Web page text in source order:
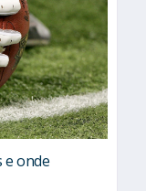
e onde